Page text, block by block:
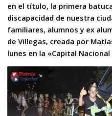
en el título, la primera
discapacidad de nuestra
familiares, alumnos y ex
de Villegas, creada por
lunes en la «Capital